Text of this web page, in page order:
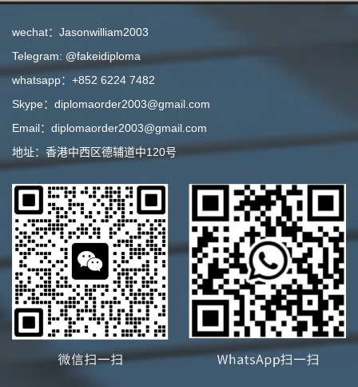
wechat：Jasonwilliam2003
Telegram: @fakeidiploma
whatsapp：+852 6224 7482
Skype：diplomaorder2003@gmail.com
Email：diplomaorder2003@gmail.com
地址：香港中西区德辅道中120号